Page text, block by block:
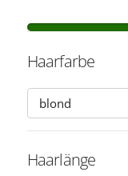
Haarfarbe
Haarlänge